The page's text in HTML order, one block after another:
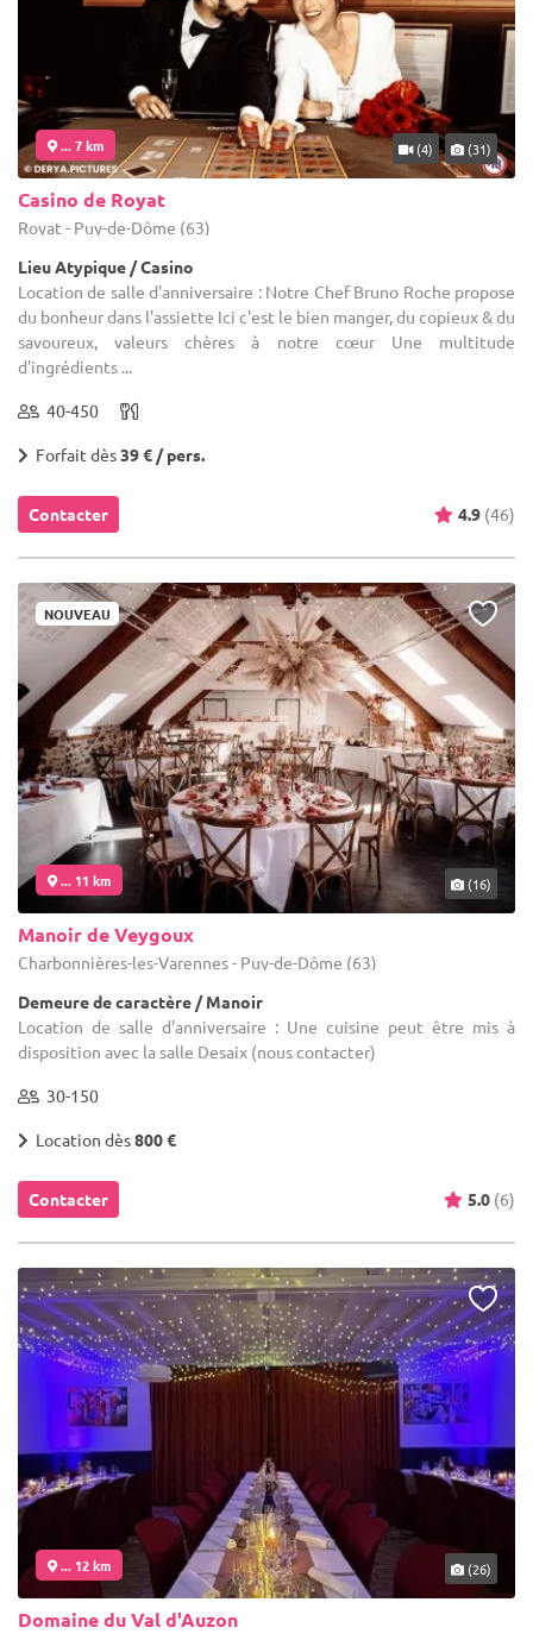
... 7 km (4) (31)
Casino de Royat
Royat - Puy-de-Dôme (63)
Lieu Atypique / Casino
Location de salle d'anniversaire : Notre Chef Bruno Roche propose
du bonheur dans l'assiette Ici c'est le bien manger, du copieux & du
savoureux, valeurs chères à notre cœur Une multitude
d'ingrédients ...
40-450
Forfait dès39 € / pers.
Contacter 4.9 (46)
NOUVEAU
... 11 km (16)
Manoir de Veygoux
Charbonnières-les-Varennes - Puy-de-Dôme (63)
Demeure de caractère / Manoir
Location de salle d'anniversaire : Une cuisine peut être mis à
disposition avec la salle Desaix (nous contacter)
30-150
Location dès800 €
Contacter 5.0 (6)
... 12 km (26)
Domaine du Val d'Auzon